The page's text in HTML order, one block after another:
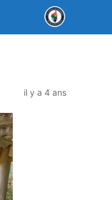
il y a 4 ans